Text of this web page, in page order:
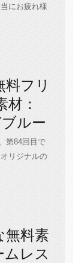
にお疲れ様
料フリ
：
ルー
第84回目で
リジナルの
無料素
ムレス